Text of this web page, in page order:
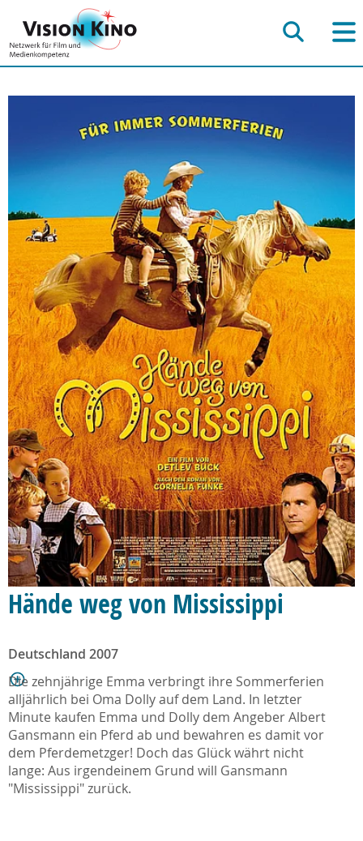
Hände weg von Mississippi
Deutschland 2007
Die zehnjährige Emma verbringt ihre Sommerferien
alljährlich bei Oma Dolly auf dem Land. In letzter
Minute kaufen Emma und Dolly dem Angeber Albert
Gansmann ein Pferd ab und bewahren es damit vor
dem Pferdemetzger! Doch das Glück währt nicht
lange: Aus irgendeinem Grund will Gansmann
"Mississippi" zurück.